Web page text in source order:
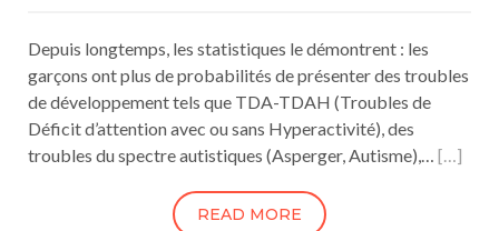
Depuis longtemps, les statistiques le démontrent : les
garçons ont plus de probabilités de présenter des troubles
de développement tels que TDA-TDAH (Troubles de
Déficit d’attention avec ou sans Hyperactivité), des
troubles du spectre autistiques (Asperger, Autisme),… […]
READ MORE